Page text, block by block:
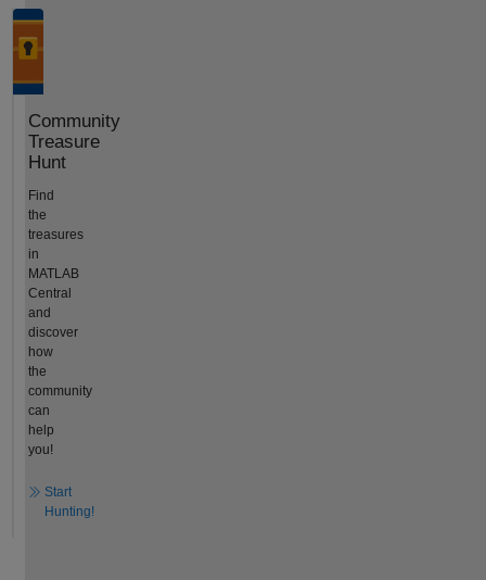
Community
Treasure
Hunt
Find
the
treasures
in
MATLAB
Central
and
discover
how
the
community
can
help
you!
Start
Hunting!